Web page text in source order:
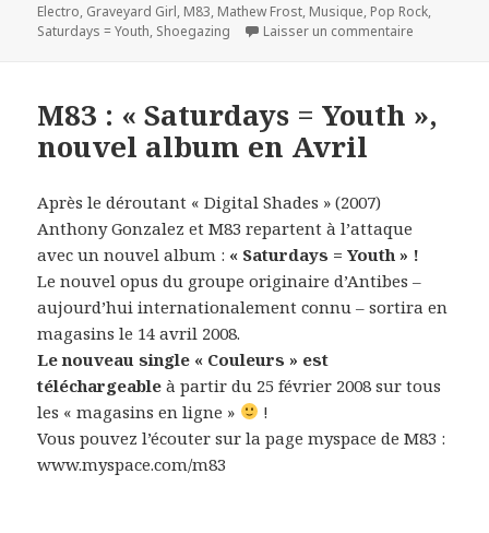
le
clés
Electro, Graveyard Girl, M83, Mathew Frost, Musique, Pop Rock,
Saturdays = Youth, Shoegazing Laisser un commentaire
M83 : « Saturdays = Youth »,
nouvel album en Avril
Après le déroutant « Digital Shades » (2007)
Anthony Gonzalez et M83 repartent à l’attaque
avec un nouvel album : « Saturdays = Youth » !
Le nouvel opus du groupe originaire d’Antibes –
aujourd’hui internationalement connu – sortira en
magasins le 14 avril 2008.
Le nouveau single « Couleurs » est
téléchargeable à partir du 25 février 2008 sur tous
les « magasins en ligne »
!
Vous pouvez l’écouter sur la page myspace de M83 :
www.myspace.com/m83